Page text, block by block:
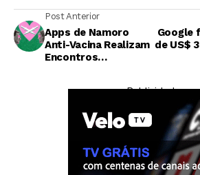
Post Anterior
Apps de Namoro
Anti-Vacina Realizam
Encontros
Google
de US$
— Publicidade —